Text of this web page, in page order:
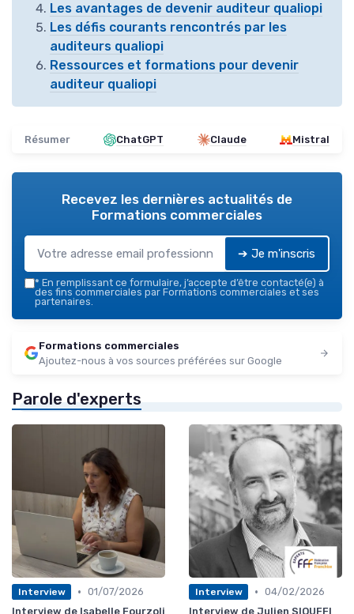
Les avantages de devenir auditeur qualiopi
Les défis courants rencontrés par les
auditeurs qualiopi
Ressources et formations pour devenir
auditeur qualiopi
Résumer ChatGPT Claude Mistral
Recevez les dernières actualités de
Formations commerciales
➔ Je m'inscris
* En remplissant ce formulaire, j’accepte d’être contacté(e) à
des fins commerciales par Formations commerciales et ses
partenaires.
Formations commerciales
Ajoutez-nous à vos sources préférées sur Google
Parole d'experts
Interview • 01/07/2026
Interview de Isabelle Fourzoli
Interview • 04/02/2026
Interview de Julien SIOUFFI